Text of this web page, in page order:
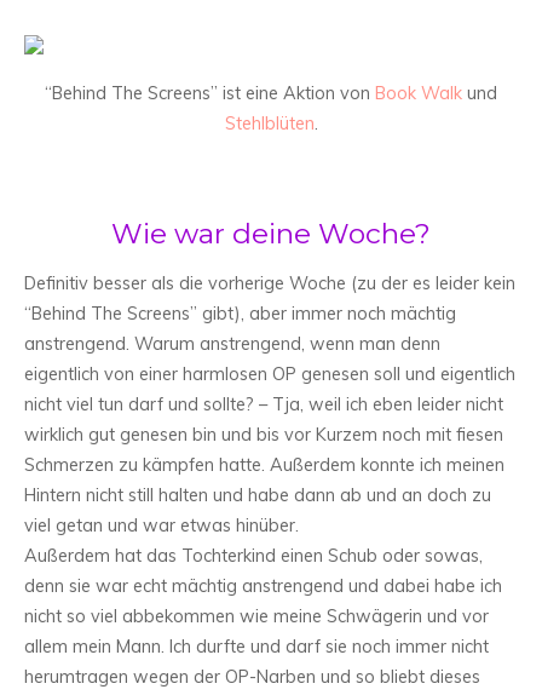
“Behind The Screens” ist eine Aktion von Book Walk und
Stehlblüten.
Wie war deine Woche?
Definitiv besser als die vorherige Woche (zu der es leider kein
“Behind The Screens” gibt), aber immer noch mächtig
anstrengend. Warum anstrengend, wenn man denn
eigentlich von einer harmlosen OP genesen soll und eigentlich
nicht viel tun darf und sollte? – Tja, weil ich eben leider nicht
wirklich gut genesen bin und bis vor Kurzem noch mit fiesen
Schmerzen zu kämpfen hatte. Außerdem konnte ich meinen
Hintern nicht still halten und habe dann ab und an doch zu
viel getan und war etwas hinüber.
Außerdem hat das Tochterkind einen Schub oder sowas,
denn sie war echt mächtig anstrengend und dabei habe ich
nicht so viel abbekommen wie meine Schwägerin und vor
allem mein Mann. Ich durfte und darf sie noch immer nicht
herumtragen wegen der OP-Narben und so bliebt dieses